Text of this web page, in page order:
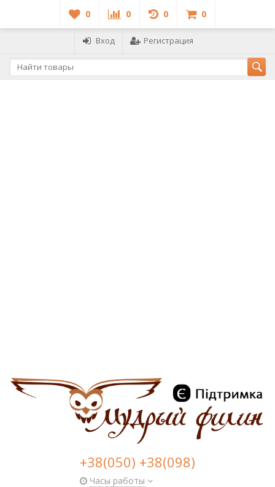
0 0 0 0
Вход Регистрация
+38(050) +38(098)
Часы работы